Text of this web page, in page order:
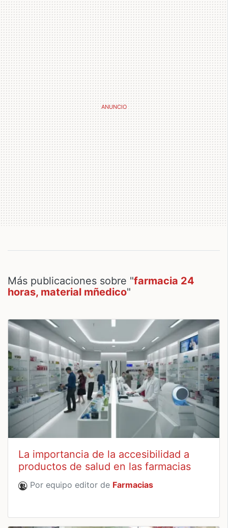
Más publicaciones sobre "farmacia 24
horas, material mñedico"
La importancia de la accesibilidad a
productos de salud en las farmacias
Por equipo editor de Farmacias